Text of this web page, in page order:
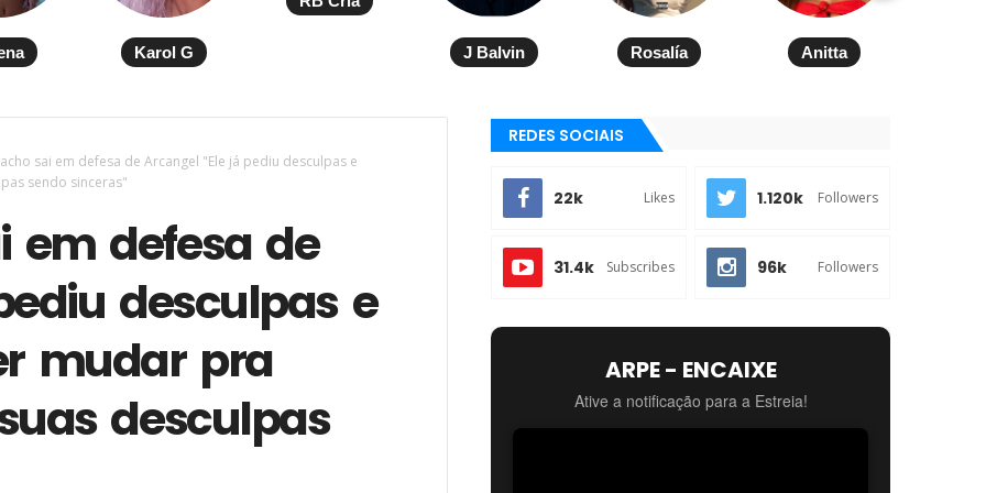
Karol G J Balvin Rosalía Anitta
sai em defesa de Arcangel "Ele já pediu desculpas e
sendo sinceras"
em defesa de
desculpas e
mudar pra
desculpas
REDES SOCIAIS
22k Likes 1.120k Followers
31.4k Subscribes 96k Followers
ARPE - ENCAIXE
Ative a notificação para a Estreia!